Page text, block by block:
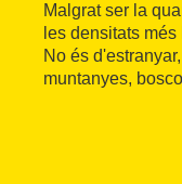
Malgrat ser la
les densitats
No és
muntanyes,